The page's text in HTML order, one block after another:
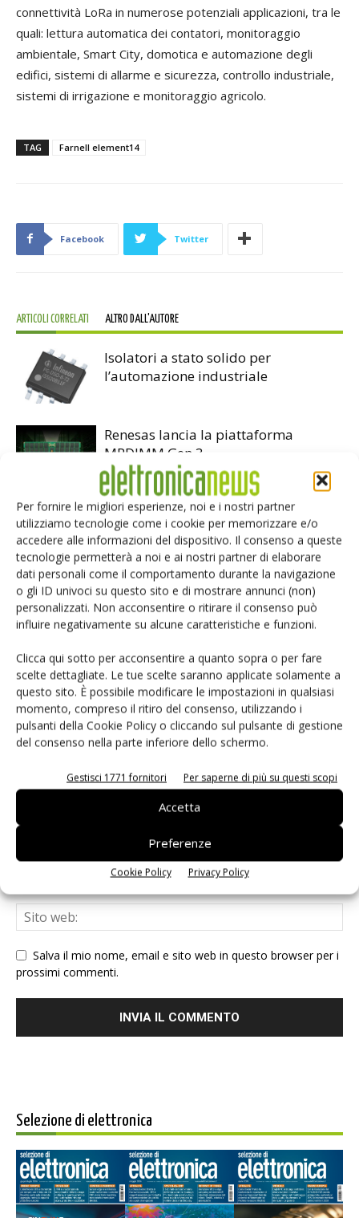
Per fornire le migliori esperienze, noi e i nostri partner
utilizziamo tecnologie come i cookie per memorizzare e/o
accedere alle informazioni del dispositivo. Il consenso a queste
tecnologie permetterà a noi e ai nostri partner di elaborare
dati personali come il comportamento durante la navigazione
o gli ID univoci su questo sito e di mostrare annunci (non)
personalizzati. Non acconsentire o ritirare il consenso può
influire negativamente su alcune caratteristiche e funzioni.
Clicca qui sotto per acconsentire a quanto sopra o per fare
scelte dettagliate. Le tue scelte saranno applicate solamente a
questo sito. È possibile modificare le impostazioni in qualsiasi
momento, compreso il ritiro del consenso, utilizzando i
pulsanti della Cookie Policy o cliccando sul pulsante di gestione
del consenso nella parte inferiore dello schermo.
Gestisci 1771 fornitori Per saperne di più su questi scopi
Accetta
Preferenze
Cookie Policy Privacy Policy
connettività LoRa in numerose potenziali applicazioni, tra le
quali: lettura automatica dei contatori, monitoraggio
ambientale, Smart City, domotica e automazione degli
edifici, sistemi di allarme e sicurezza, controllo industriale,
sistemi di irrigazione e monitoraggio agricolo.
TAG Farnell element14
Facebook Twitter
ARTICOLI CORRELATI ALTRO DALL'AUTORE
Isolatori a stato solido per
l’automazione industriale
Renesas lancia la piattaforma
MRDIMM Gen 3
TDK e LG Innotek insieme sui sensori
per robot umanoidi
Salva il mio nome, email e sito web in questo browser per i
prossimi commenti.
Selezione di elettronica